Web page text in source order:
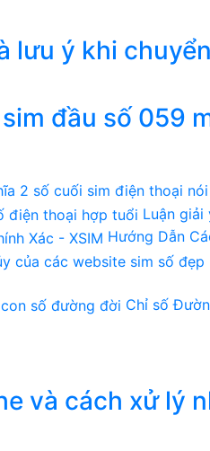
lưu ý khi
đầu số 059
2 số cuối sim điện thoại
Luận
Hướng Dẫn
Chỉ số
và cách xử lý